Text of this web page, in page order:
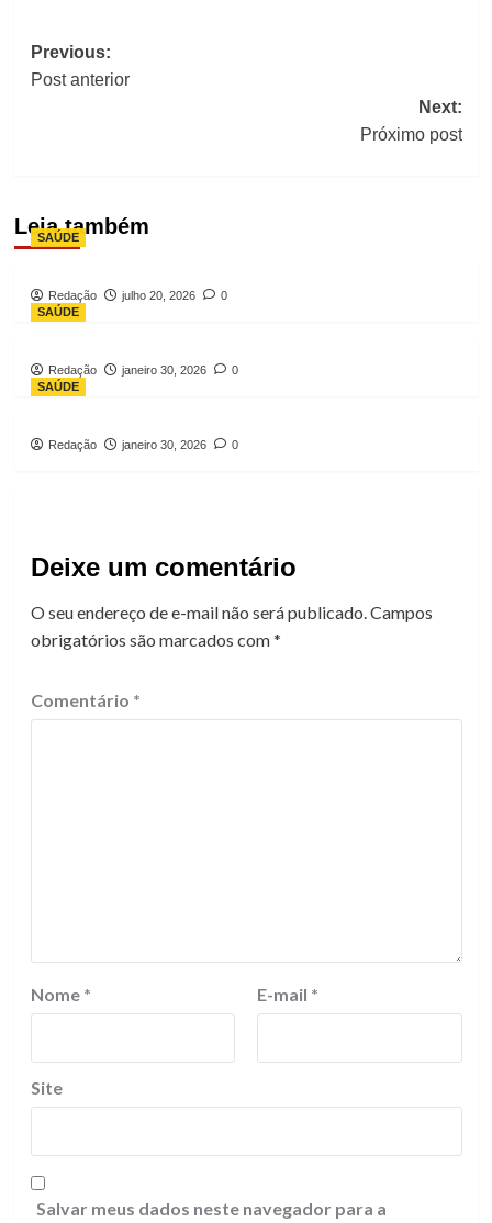
Post
navigation
Previous:
Post anterior
Next:
Próximo post
Leia também
SAÚDE
Redação julho 20, 2026
0
SAÚDE
Redação janeiro 30, 2026
0
SAÚDE
Redação janeiro 30, 2026 0
Deixe um comentário
O seu endereço de e-mail não será publicado.Campos
obrigatórios são marcados com*
Comentário *
Nome * E-mail *
Site
Salvar meus dados neste navegador para a